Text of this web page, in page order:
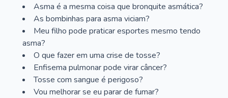
Asma é a mesma coisa que bronquite asmática?
As bombinhas para asma viciam?
Meu filho pode praticar esportes mesmo tendo
asma?
O que fazer em uma crise de tosse?
Enfisema pulmonar pode virar câncer?
Tosse com sangue é perigoso?
Vou melhorar se eu parar de fumar?